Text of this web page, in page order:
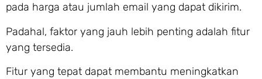
pada harga atau jumlah email yang dapat dikirim.
Padahal, faktor yang jauh lebih penting adalah fitur
yang tersedia.
Fitur yang tepat dapat membantu meningkatkan